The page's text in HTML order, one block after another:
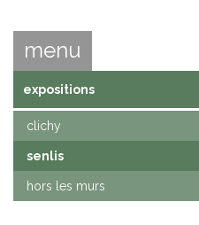
menu
expositions
clichy
senlis
hors les murs